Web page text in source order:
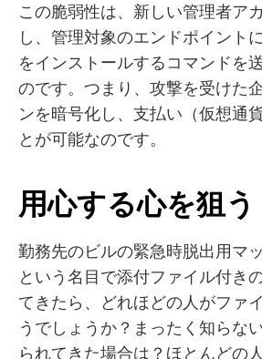
この脆弱性は、新しい管理者ア
し、管理対象のエンドポイント
をインストールするコマンドを
のです。つまり、攻撃を受けた
ンを暗号化し、支払い（仮想通
とが可能なのです。
用心する心を狙う
勤務先のビルの緊急時脱出用マ
という名目で添付ファイル付き
てきたら、どれほどの人がファ
うでしょうか？まったく知らな
られてきた場合は？ほとんどの